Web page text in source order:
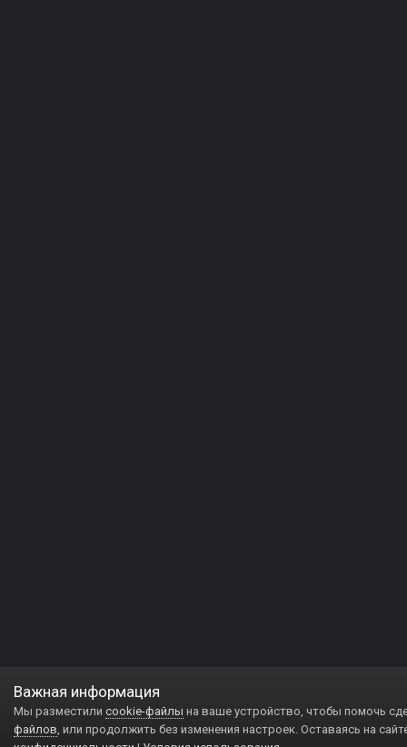
Важная информация
Мы разместили cookie-файлы на ваше устройство, чтобы помочь
файлов, или продолжить без изменения настроек. Оставаясь на